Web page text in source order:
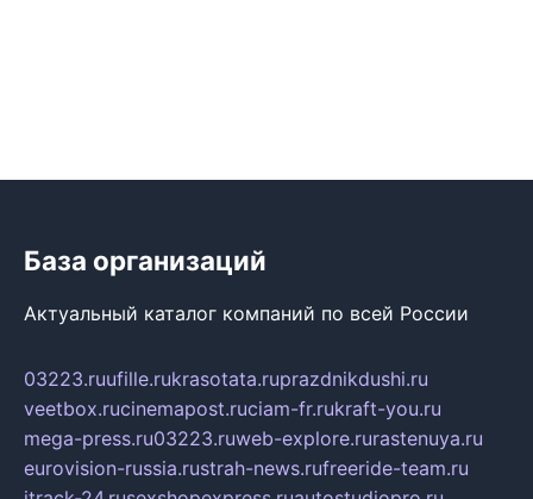
База организаций
Актуальный каталог компаний по всей России
03223.ruufille.rukrasotata.ruprazdnikdushi.ru
veetbox.rucinemapost.ruciam-fr.rukraft-you.ru
mega-press.ru03223.ruweb-explore.rurastenuya.ru
eurovision-russia.rustrah-news.rufreeride-team.ru